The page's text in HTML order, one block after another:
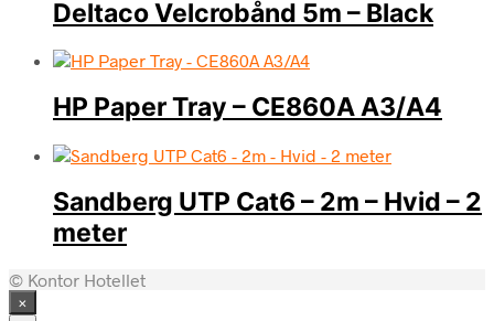
Deltaco Velcrobånd 5m – Black
HP Paper Tray – CE860A A3/A4
Sandberg UTP Cat6 – 2m – Hvid – 2
meter
© Kontor Hotellet
×